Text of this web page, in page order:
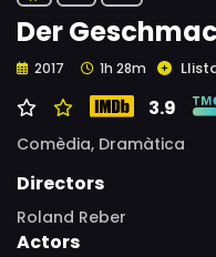
Der
2017 1h 28m
3.9
Comèdia, Dramàtica
Directors
Roland Reber
Actors